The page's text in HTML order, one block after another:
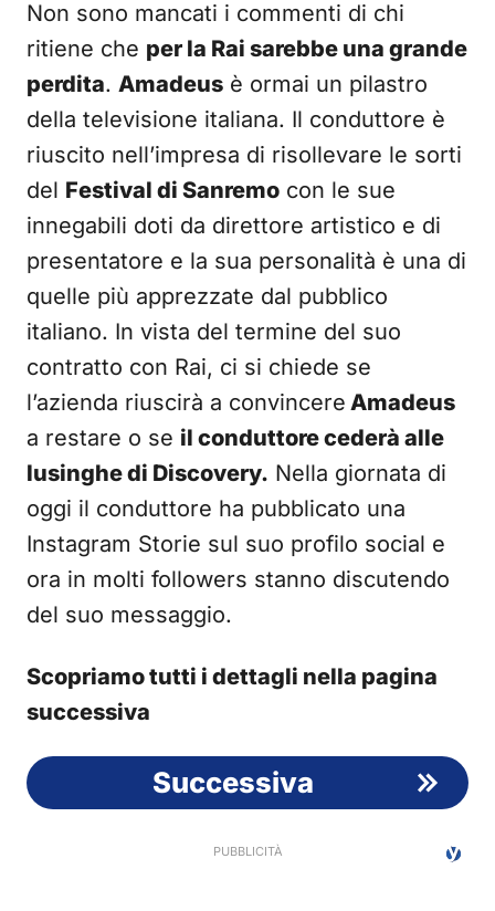
Non sono mancati i commenti di chi
ritiene che per la Rai sarebbe una grande
perdita. Amadeus è ormai un pilastro
della televisione italiana. Il conduttore è
riuscito nell’impresa di risollevare le sorti
del Festival di Sanremo con le sue
innegabili doti da direttore artistico e di
presentatore e la sua personalità è una di
quelle più apprezzate dal pubblico
italiano. In vista del termine del suo
contratto con Rai, ci si chiede se
l’azienda riuscirà a convincere Amadeus
a restare o se il conduttore cederà alle
lusinghe di Discovery. Nella giornata di
oggi il conduttore ha pubblicato una
Instagram Storie sul suo profilo social e
ora in molti followers stanno discutendo
del suo messaggio.
Scopriamo tutti i dettagli nella pagina
successiva
Successiva